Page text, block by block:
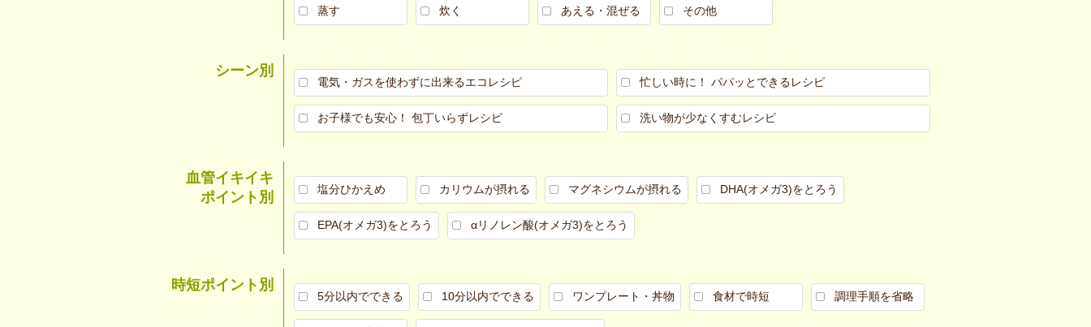
蒸す 炊く あえる・混ぜる その他
シーン別
電気・ガスを使わずに出来るエコレシピ 忙しい時に！ パパッとできるレシピ
お子様でも安心！ 包丁いらずレシピ 洗い物が少なくすむレシピ
血管イキイキ
ポイント別
塩分ひかえめ カリウムが摂れる マグネシウムが摂れる DHA(オメガ3)をとろう
EPA(オメガ3)をとろう αリノレン酸(オメガ3)をとろう
時短ポイント別
5分以内でできる 10分以内でできる ワンプレート・丼物 食材で時短 調理手順を省略